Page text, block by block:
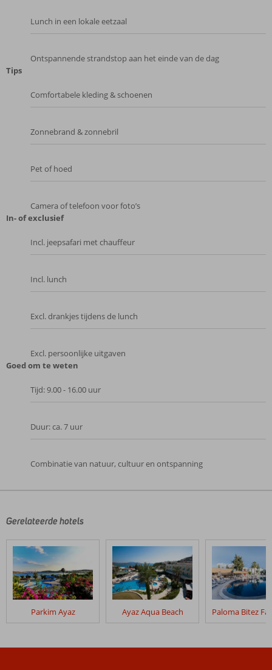
Lunch in een lokale eetzaal
Ontspannende strandstop aan het einde van de dag
Tips
Comfortabele kleding & schoenen
Zonnebrand & zonnebril
Pet of hoed
Camera of telefoon voor foto’s
In- of exclusief
Incl. jeepsafari met chauffeur
Incl. lunch
Excl. drankjes tijdens de lunch
Excl. persoonlijke uitgaven
Goed om te weten
Tijd: 9.00 - 16.00 uur
Duur: ca. 7 uur
Combinatie van natuur, cultuur en ontspanning
door
klanten
geschreven
na
hun
verblijf
Woxxie
Gerelateerde hotels
Parkim Ayaz Ayaz Aqua Beach